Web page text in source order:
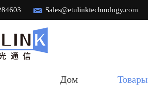
Sales@etulinktechnology.com
Дом Товары